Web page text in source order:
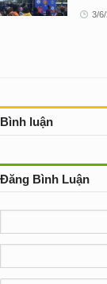
3/
Bình luận
Đăng Bình Luận